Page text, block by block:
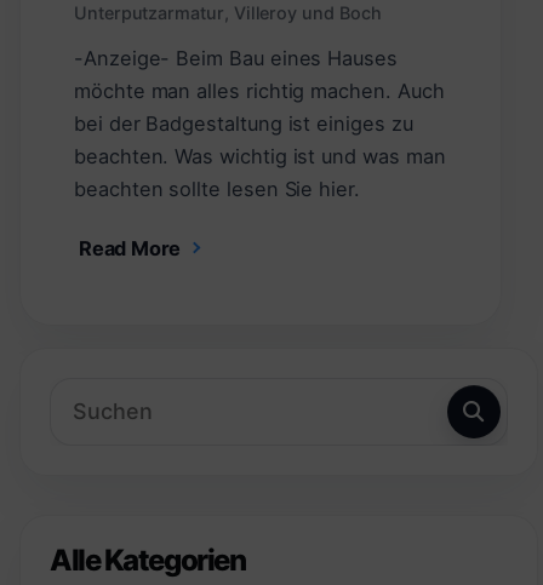
Unterputzarmatur Villeroy und Boch
-Anzeige- Beim Bau eines Hauses
möchte man alles richtig machen. Auch
bei der Badgestaltung ist einiges zu
beachten. Was wichtig ist und was man
beachten sollte lesen Sie hier.
Read More
Alle Kategorien